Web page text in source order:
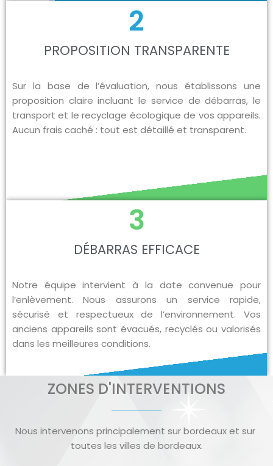
PROPOSITION TRANSPARENTE
2
Sur la base de l’évaluation, nous établissons une
proposition claire incluant le service de débarras, le
transport et le recyclage écologique de vos appareils.
Aucun frais caché : tout est détaillé et transparent.
DÉBARRAS EFFICACE
3
Notre équipe intervient à la date convenue pour
l’enlèvement. Nous assurons un service rapide,
sécurisé et respectueux de l’environnement. Vos
anciens appareils sont évacués, recyclés ou valorisés
dans les meilleures conditions.
ZONES D'INTERVENTIONS
Nous intervenons principalement sur bordeaux et sur
toutes les villes de bordeaux.